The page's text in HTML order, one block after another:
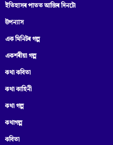
ইতিহাসৰ পাতত আজিৰ দিনটো
উপন্যাস
এক মিনিটৰ গল্প
একশৰীয়া গল্প
কথা কবিতা
কথা কাহিনী
কথা গল্প
কথাগল্প
কবিতা